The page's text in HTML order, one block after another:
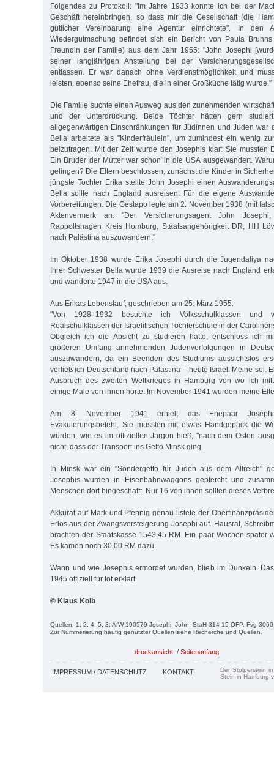
Folgendes zu Protokoll: "Im Jahre 1933 konnte ich bei der
Geschäft hereinbringen, so dass mir die Gesellschaft (die
gütlicher Vereinbarung eine Agentur einrichtete". In den
Wiedergutmachung befindet sich ein Bericht von Paula
Freundin der Familie) aus dem Jahr 1955: "John Josephi
seiner langjährigen Anstellung bei der
entlassen. Er war danach ohne Verdienstmöglichkeit und
leisten, ebenso seine Ehefrau, die in einer Großküche tätig wurde."
Die Familie suchte einen Ausweg aus den zunehmenden
und der Unterdrückung. Beide Töchter hätten gern
allgegenwärtigen Einschränkungen für Jüdinnen und Juden war
Bella arbeitete als "Kinderfräulein", um zumindest ein wenig
beizutragen. Mit der Zeit wurde den Josephis klar: Sie mussten
Ein Bruder der Mutter war schon in die USA ausgewandert.
gelingen? Die Eltern beschlossen, zunächst die Kinder in
jüngste Tochter Erika stellte John Josephi einen
Bella sollte nach England ausreisen. Für die eigene
Vorbereitungen. Die Gestapo legte am 2. November 1938 (mit
Aktenvermerk an: "Der Versicherungsagent John
Rappoltshagen Kreis Homburg, Staatsangehörigkeit DR, HH
nach Palästina auszuwandern."
Im Oktober 1938 wurde Erika Josephi durch die Jugendaliya
Ihrer Schwester Bella wurde 1939 die Ausreise nach England
und wanderte 1947 in die USA aus.
Aus Erikas Lebenslauf, geschrieben am 25. März 1955:
"Von 1928–1932 besuchte ich Volksschulklassen und
Realschulklassen der Israelitischen Töchterschule in der
Obgleich ich die Absicht zu studieren hatte, entschloss ich
größeren Umfang annehmenden Judenverfolgungen in
auszuwandern, da ein Beenden des Studiums aussichtslos
verließ ich Deutschland nach Palästina – heute Israel. Meine sel.
Ausbruch des zweiten Weltkrieges in Hamburg von wo ich
einige Male von ihnen hörte. Im November 1941 wurden meine
Am 8. November 1941 erhielt das Ehepaar
Evakuierungsbefehl. Sie mussten mit etwas Handgepäck die
würden, wie es im offiziellen Jargon hieß, "nach dem Osten
nicht, dass der Transport ins Getto Minsk ging.
In Minsk war ein "Sondergetto für Juden aus dem Altreich"
Josephis wurden in Eisenbahnwaggons gepfercht und
Menschen dort hingeschafft. Nur 16 von ihnen sollten dieses
Akkurat auf Mark und Pfennig genau listete der
Erlös aus der Zwangsversteigerung Josephi auf. Hausrat,
brachten der Staatskasse 1543,45 RM. Ein paar Wochen später
Es kamen noch 30,00 RM dazu.
Wann und wie Josephis ermordet wurden, blieb im Dunkeln.
1945 offiziell für tot erklärt.
© Klaus Kolb
Quellen: 1; 2; 4; 5; 8; AfW 190579 Josephi, John; StaH 314-15 OFP, Fvg
Zur Nummerierung häufig genutzter Quellen siehe Recherche und Quellen.
druckansicht / Seitenanfang
IMPRESSUM / DATENSCHUTZ KONTAKT
Der Stolperstein
Stein in Hamburg